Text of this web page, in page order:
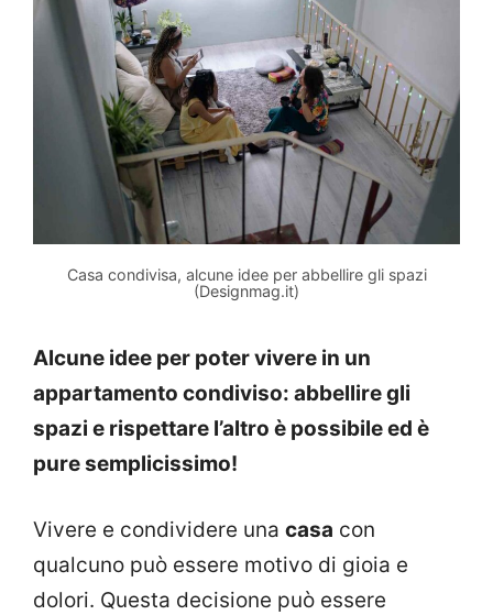
Casa condivisa, alcune idee per abbellire gli spazi
(Designmag.it)
Alcune idee per poter vivere in un
appartamento condiviso: abbellire gli
spazi e rispettare l’altro è possibile ed è
pure semplicissimo!
Vivere e condividere una casa con
qualcuno può essere motivo di gioia e
dolori. Questa decisione può essere